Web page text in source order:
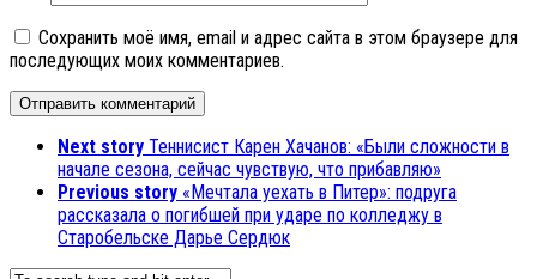
Сохранить моё имя, email и адрес сайта в этом браузере для
последующих моих комментариев.
Next story Теннисист Карен Хачанов: «Были сложности в
начале сезона, сейчас чувствую, что прибавляю»
Previous story «Мечтала уехать в Питер»: подруга
рассказала о погибшей при ударе по колледжу в
Старобельске Дарье Сердюк